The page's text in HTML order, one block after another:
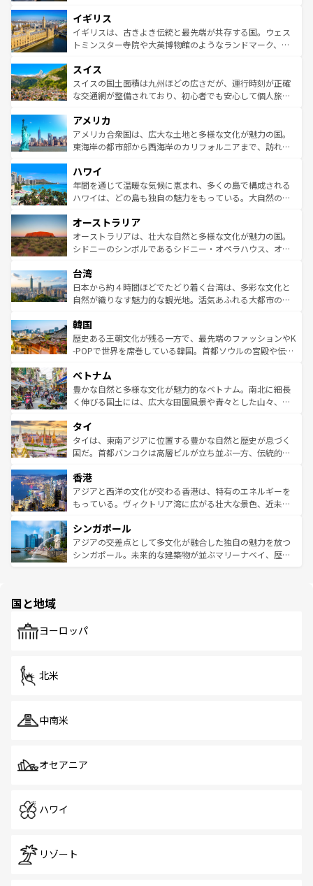
いる。シャンパンの発祥地であるランス、プロヴァンスの
香り高いラベンダー畑など、多彩な楽しみ方が可能だ。さ
らに、パリ以外の地域にも魅力が溢れており、どの街角に
れる地方に足を運ぶとそれぞれで全く異なる文化を体験で
きるだろう。 なお、新着のフランス情報はコンテンツ一覧
を参照してほしい。
顔を持つこの国は、どこを歩いても飽きることがない。ベ
ルリンの文化的活気、バイエルン州のアルプスの絶景、そ
してライン川沿いのワイン畑といった風景は必見。ビール
は、お酒好きな人にはぜひ体験してほしい。 なお、新着の
ドイツ情報はコンテンツ一覧を参照してほしい。
イギリス
イギリスは、古きよき伝統と最先端が共存する国。ウェス
トミンスター寺院や大英博物館のようなランドマーク、歴
リアごとに異なる魅力がある。また、優雅なアフタヌーン
ティー、ビール好きにはたまらない英国パブ、サッカー観
戦など、本場だからこそできる体験も豊富。イギリスを旅
ンツ一覧を参照してほしい。
スイス
スイスの国土面積は九州ほどの広さだが、運行時刻が正確
な交通網が整備されており、初心者でも安心して個人旅行
の建物がそのまま残る町や、スイスならではのユニークな
博物館もあり、アルプス観光だけでなく町歩きも満喫する
ことができる。国民の所得が高いため物価も高いが、旅行
ば市内交通費無料で観光を楽しむこともできる。 なお、新
着のスイス情報はコンテンツ一覧 を参照してほしい。
アメリカ
アメリカ合衆国は、広大な土地と多様な文化が魅力の国。
東海岸の都市部から西海岸のカリフォルニアまで、訪れる
のような巨大都市は、観光、ショッピング、エンターテイ
ンメントが詰まった刺激的なスポットだ。一方、アメリカ
西部には大自然が広がり、グランドキャニオンやイエロー
部のニューオーリンズでは、音楽と美食が融合した独特の
文化が魅力。旅行者はアメリカの各地域で異なる魅力を楽
しみながら、その多様性と豊かな歴史を感じることができ
ならではの贅沢な旅のスタイルだ。 なお、新着のアメリカ
情報はコンテンツ一覧を参照してほしい。
ハワイ
年間を通じて温暖な気候に恵まれ、多くの島で構成される
ハワイは、どの島も独自の魅力をもっている。大自然の神
ワイ島は見逃せない。また、定番の観光地といえばオアフ
島だが、静かな自然を求めるならマウイ島やカウアイ島が
おすすめ。エメラルドグリーンに輝く海をはじめ、豊かな
れるおもてなしの心で訪れる人々を迎えてくれるハワイの
人々、おいしいローカルフードやハワイアンミュージッ
ク、伝統的なフラダンスなど、すべてがハワイの魅力を彩
ワイを、存分に味わってほしい。 なお、新着のハワイ情報
はコンテンツ一覧を参照してほしい。
オーストラリア
オーストラリアは、壮大な自然と多様な文化が魅力の国。
シドニーのシンボルであるシドニー・オペラハウス、オー
リアリーフや大陸中央部にそびえるウルル（エアーズロッ
ク）、タスマニアの美しい原生林やケアンズの熱帯雨林な
ど、見どころがたくさん。また、カフェやワイン、オージ
いる。アクティビティも充実しており、サーフィンやダイ
ビング、ハイキングなど、アウトドア好きにはたまらな
い。オーストラリアの多彩な魅力を存分に味わいつくそ
参照してほしい。
台湾
日本から約４時間ほどでたどり着く台湾は、多彩な文化と
自然が織りなす魅力的な観光地。活気あふれる大都市の台
ン）、静ひつな山岳地帯である台湾東部など、都市の喧騒
と山間の静けさが共存しており、訪れる人に新しい発見と
驚きをもたらしてくれる。また、奥深い台湾の食文化も魅
容にもいいと評判のスイーツなど、バラエティ豊かな料理
が味わえる。 なお、新着の台湾情報は コンテンツ一覧を参
照してほしい。
韓国
歴史ある王朝文化が残る一方で、最先端のファッションやK
-POPで世界を席巻している韓国。首都ソウルの宮殿や伝統
き、地方に足を延ばせば四季折々の自然美を楽しむことが
できる。そして、キムチや焼肉、絶品のストリートフード
まで、さまざまな韓国料理が待っている。夜には、韓国な
リティに包まれながら、韓国の多彩な魅力を心ゆくまで味
わってみてほしい。 なお、新着の韓国情報はコンテンツ一
覧を参照してほしい。
ベトナム
豊かな自然と多様な文化が魅力的なベトナム。南北に細長
く伸びる国土には、広大な田園風景や青々とした山々、世
急速な発展と共に伝統が息づく。ハノイの古い町並みやホ
ーチミン市のフランス統治時代の建物も、独特の雰囲気を
醸し出している。また、バラエティの豊かさとおいしさで
とつ。フォーやバインミー、ベトナムコーヒーなどは、ぜ
ひ現地で味わいたい。どの地域を訪れてもあたたかい人々
が旅行者を迎えてくれるので、きっと忘れられない旅にな
参照してほしい。
タイ
タイは、東南アジアに位置する豊かな自然と歴史が息づく
国だ。首都バンコクは高層ビルが立ち並ぶ一方、伝統的な
の活気が交差している。北部ではチェンマイなどの山岳地
帯で自然と触れ合い、南部ではプーケットやクラビの美し
いビーチでリゾート気分を楽しむことができる。タイ料理
激する。気候は一年中温暖で、どの季節にも異なる楽しみ
が待っている。親しみやすいタイの人々、仏教を中心とし
た文化、そして多様な観光資源が、訪れる旅人を魅了し続
香港
アジアと西洋の文化が交わる香港は、特有のエネルギーを
もっている。ヴィクトリア湾に広がる壮大な景色、近未来
み、どこを訪れても感動するはず。観光スポットが密集し
ており、効率よく見どころを回れるのも魅力。息をのむよ
うな絶景から文化的な体験まで、香港を存分に楽しみ尽く
シンガポール
アジアの交差点として多文化が融合した独自の魅力を放つ
シンガポール。未来的な建築物が並ぶマリーナベイ、歴史
で、ホーカーズは地元の風情を楽しめる外せないスポット
国と地域
ヨーロッパ
北米
中南米
オセアニア
ハワイ
リゾート